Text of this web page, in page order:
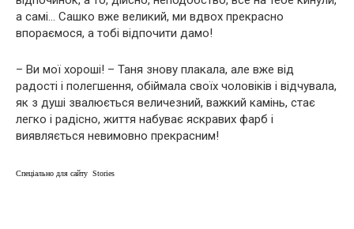
а самі… Сашко вже великий, ми вдвох прекрасно
впораємося, а тобі відпочити дамо!
– Ви мої хороші! – Таня знову плакала, але вже від
радості і полегшення, обіймала своїх чоловіків і відчувала,
як з душі звалюється величезний, важкий камінь, стає
легко і радісно, життя набуває яскравих фарб і
виявляється невимовно прекрасним!
Спеціально для сайту Stories